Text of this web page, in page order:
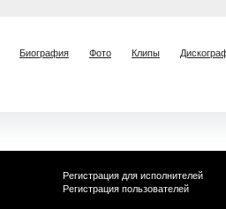
Биография Фото Клипы
Регистрация для исполнителей
Регистрация пользователей